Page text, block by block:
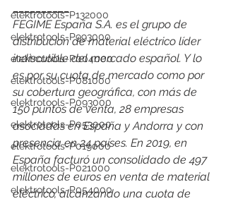
elektrotools-P132000
elektrotools-P993000
elektrotools-P004000
elektrotools-P081000
elektrotools-P093000
elektrotools-P053000
elektrotools-P019000
elektrotools-P021000
elektrotools-P054000
__________
FEGIME España S.A. es el grupo de
distribución de material eléctrico líder
indiscutible del mercado español. Y lo
es por su cuota de mercado como por
su cobertura geográfica, con más de
150 puntos de venta, 28 empresas
asociadas en España y Andorra y con
presencia en 24 países. En 2019, en
España facturó un consolidado de 497
millones de euros en venta de material
eléctrico, alcanzando una cuota de